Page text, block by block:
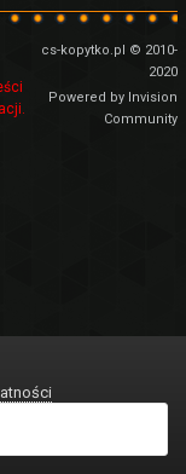
cs-kopytko.pl © 2010-
2020
Powered by Invision
Community